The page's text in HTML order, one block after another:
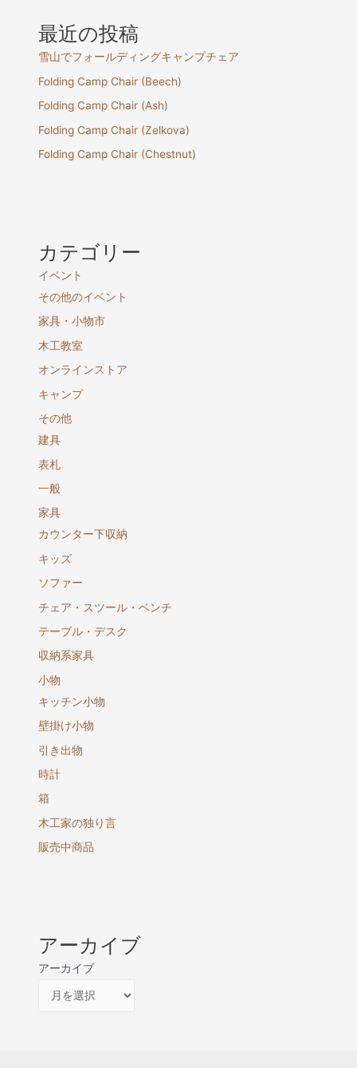
最近の投稿
雪山でフォールディングキャンプチェア
Folding Camp Chair (Beech)
Folding Camp Chair (Ash)
Folding Camp Chair (Zelkova)
Folding Camp Chair (Chestnut)
カテゴリー
イベント
その他のイベント
家具・小物市
木工教室
オンラインストア
キャンプ
その他
建具
表札
一般
家具
カウンター下収納
キッズ
ソファー
チェア・スツール・ベンチ
テーブル・デスク
収納系家具
小物
キッチン小物
壁掛け小物
引き出物
時計
箱
木工家の独り言
販売中商品
アーカイブ
アーカイブ